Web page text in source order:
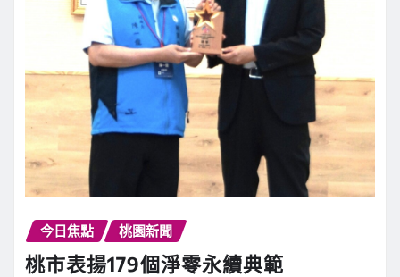
今日焦點 桃園新聞
桃市表揚179個淨零永續典範